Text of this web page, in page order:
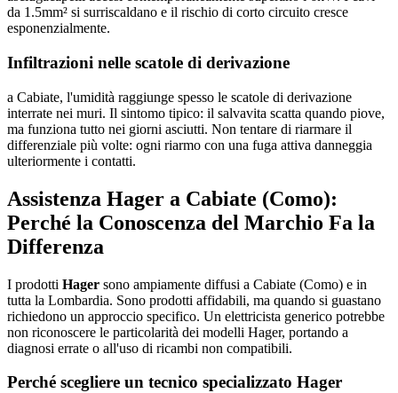
da 1.5mm² si surriscaldano e il rischio di corto circuito cresce
esponenzialmente.
Infiltrazioni nelle scatole di derivazione
a Cabiate, l'umidità raggiunge spesso le scatole di derivazione
interrate nei muri. Il sintomo tipico: il salvavita scatta quando piove,
ma funziona tutto nei giorni asciutti. Non tentare di riarmare il
differenziale più volte: ogni riarmo con una fuga attiva danneggia
ulteriormente i contatti.
Assistenza Hager a Cabiate (Como):
Perché la Conoscenza del Marchio Fa la
Differenza
I prodotti Hager sono ampiamente diffusi a Cabiate (Como) e in
tutta la Lombardia. Sono prodotti affidabili, ma quando si guastano
richiedono un approccio specifico. Un elettricista generico potrebbe
non riconoscere le particolarità dei modelli Hager, portando a
diagnosi errate o all'uso di ricambi non compatibili.
Perché scegliere un tecnico specializzato Hager